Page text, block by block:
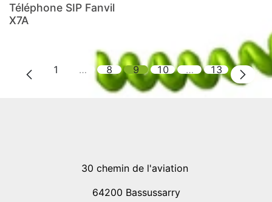
Destockage
Téléphone SIP Fanvil
X7A
1 … 8 9 10 … 13
30 chemin de l'aviation
64200 Bassussarry